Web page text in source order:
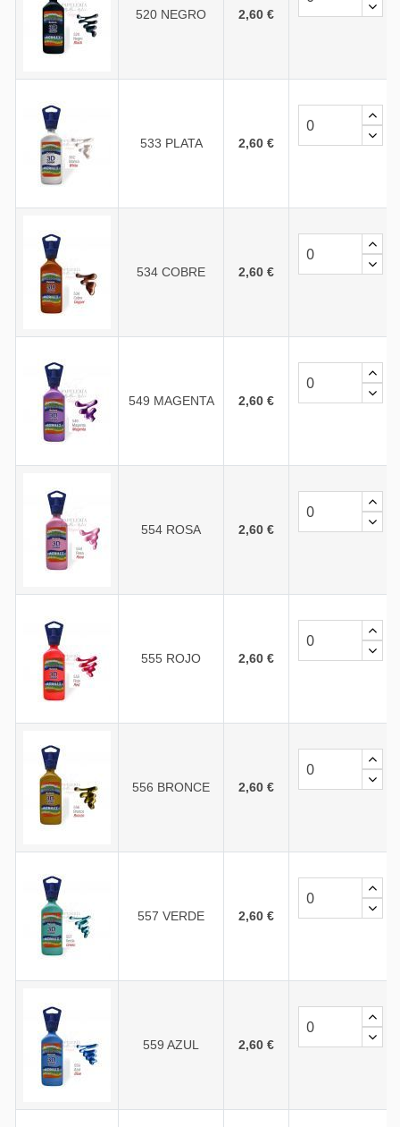
520 NEGRO 2,60 €
533 PLATA 2,60 €
534 COBRE 2,60 €
549 MAGENTA 2,60 €
554 ROSA 2,60 €
555 ROJO 2,60 €
556 BRONCE 2,60 €
557 VERDE 2,60 €
559 AZUL 2,60 €